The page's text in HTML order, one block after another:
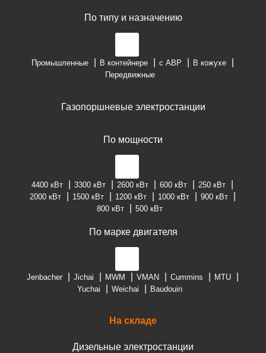
По типу и назначению
Промышленные В контейнере с АВР
В кожухе
Передвижные
Газопоршневые электростанции
По мощности
4400 кВт 3300 кВт 2600 кВт 600 кВт
250 кВт
2000 кВт
1500 кВт 1200 кВт 1000 кВт
900 кВт
800 кВт
500 кВт
По марке двигателя
Jenbacher Jichai MWM VMAN Cummins
MTU
Yuchai
Weichai Baudouin
На складе
Дизельные электростанции